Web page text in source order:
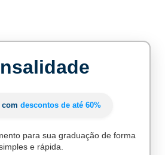
com descontos de até 60%
para sua graduação de forma
e rápida.